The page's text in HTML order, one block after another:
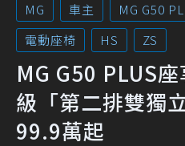
MG 車主 MG G50
電動座椅
HS ZS
MG G50 PLUS
級「第二排雙獨
99.9萬起